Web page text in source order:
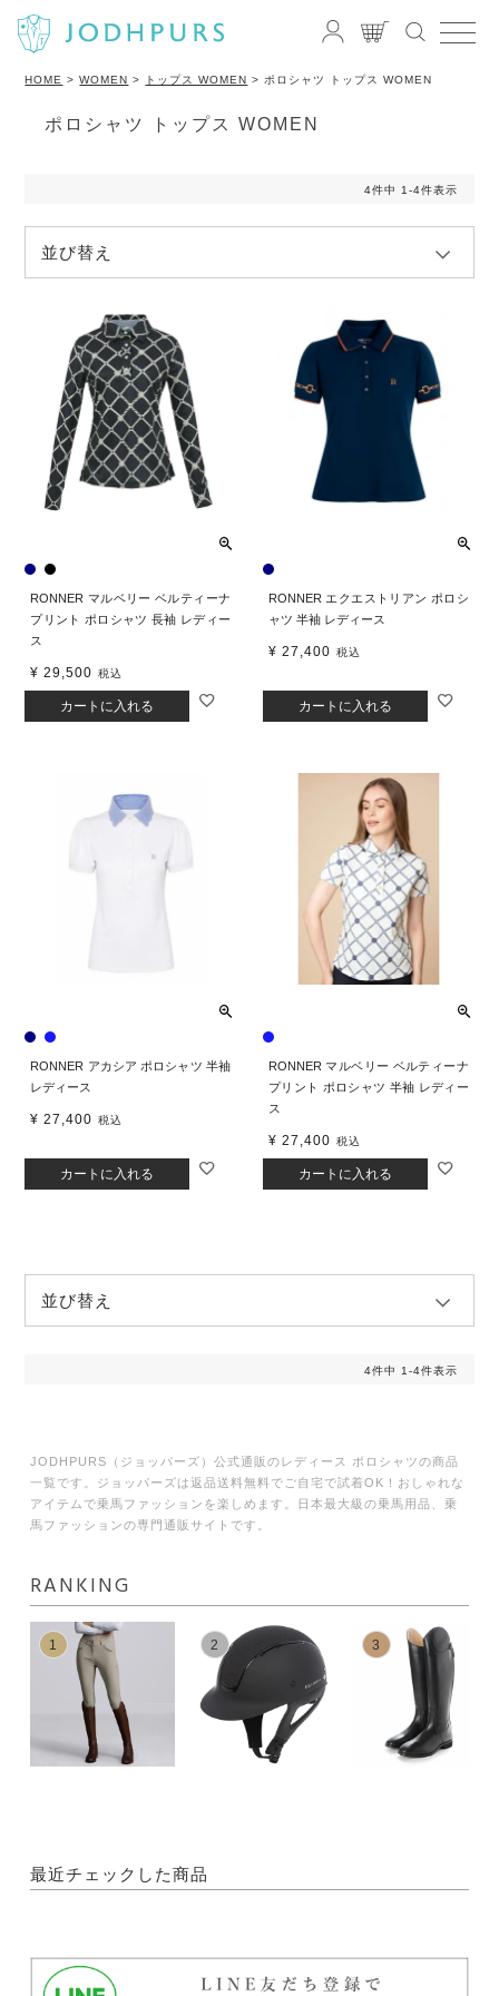
HOME WOMEN トップス WOMEN ポロシャツ トップス WOMEN
ポロシャツ トップス WOMEN
並び替え
4件中 1 -4件表示
RONNER マルベリー ベルティーナ
プリント ポロシャツ 長袖 レディー
ス
¥ 29,500 税込
カートに入れる
RONNER エクエストリアン ポロシ
ャツ 半袖 レディース
¥ 27,400 税込
カートに入れる
RONNER アカシア ポロシャツ 半袖
レディース
¥ 27,400 税込
カートに入れる
RONNER マルベリー ベルティーナ
プリント ポロシャツ 半袖 レディー
ス
¥ 27,400 税込
カートに入れる
並び替え
4件中 1 -4件表示
JODHPURS（ジョッパーズ）公式通販のレディース ポロシャツの商品
一覧です。ジョッパーズは返品送料無料でご自宅で試着OK！おしゃれな
アイテムで乗馬ファッションを楽しめます。日本最大級の乗馬用品、乗
馬ファッションの専門通販サイトです。
RANKING
1 2 3
最近チェックした商品